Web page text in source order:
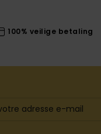
100% veilige betaling